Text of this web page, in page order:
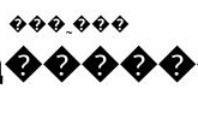
���˷���